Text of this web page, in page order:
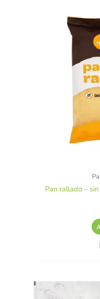
Pan rallado –